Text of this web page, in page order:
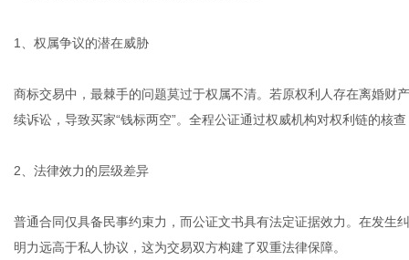
1、权属争议的潜在威胁
商标交易中，最棘手的问题莫过于权属不清。若原权利人存在离婚财
续诉讼，导致买家“钱标两空”。全程公证通过权威机构对权利链的核
2、法律效力的层级差异
普通合同仅具备民事约束力，而公证文书具有法定证据效力。在发生
明力远高于私人协议，这为交易双方构建了双重法律保障。